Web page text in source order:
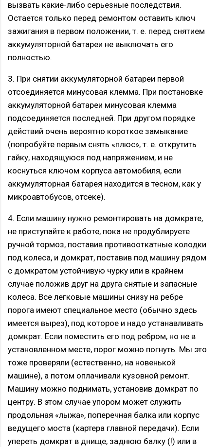
вызвать какие-либо серьезные последствия.
Остается только перед ремонтом оставить ключ
зажигания в первом положении, т. е. перед снятием
аккумуляторной батареи не выключать его
полностью.
3. При снятии аккумуляторной батареи первой
отсоединяется минусовая клемма. При постановке
аккумуляторной батареи минусовая клемма
подсоединяется последней. При другом порядке
действий очень вероятно короткое замыкание
(попробуйте первым снять «плюс», т. е. открутить
гайку, находящуюся под напряжением, и не
коснуться ключом корпуса автомобиля, если
аккумуляторная батарея находится в тесном, как у
микроавтобусов, отсеке).
4. Если машину нужно ремонтировать на домкрате,
не приступайте к работе, пока не продублируете
ручной тормоз, поставив противооткатные колодки
под колеса, и домкрат, поставив под машину рядом
с домкратом устойчивую чурку или в крайнем
случае положив друг на друга снятые и запасные
колеса. Все легковые машины снизу на ребре
порога имеют специальное место (обычно здесь
имеется вырез), под которое и надо устанавливать
домкрат. Если поместить его под ребром, но не в
установленном месте, порог можно погнуть. Мы это
тоже проверяли (естественно, на новенькой
машине), а потом оплачивали кузовной ремонт.
Машину можно поднимать, установив домкрат по
центру. В этом случае упором может служить
продольная «лыжа», поперечная балка или корпус
ведущего моста (картера главной передачи). Если
упереть домкрат в днище, заднюю балку (!) или в